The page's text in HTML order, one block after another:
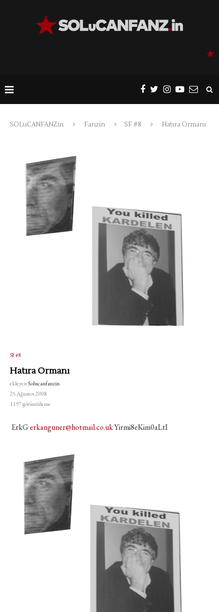
SOLuCANFANZin Fanzin SF #8 Hatıra Ormanı
SF #8
Hatıra Ormanı
ekleyenSolucanfanzin
25 Ağustos 2008
1197görüntüleme
ErkGerkanguner@hotmail.co.ukYirmi8eKim0aLtI